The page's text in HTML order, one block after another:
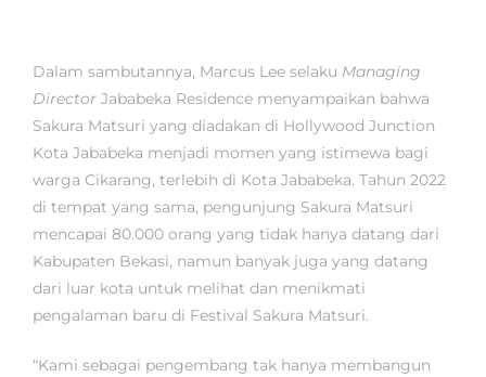
Dalam sambutannya, Marcus Lee selaku Managing
Director Jababeka Residence menyampaikan bahwa
Sakura Matsuri yang diadakan di Hollywood Junction
Kota Jababeka menjadi momen yang istimewa bagi
warga Cikarang, terlebih di Kota Jababeka. Tahun 2022
di tempat yang sama, pengunjung Sakura Matsuri
mencapai 80.000 orang yang tidak hanya datang dari
Kabupaten Bekasi, namun banyak juga yang datang
dari luar kota untuk melihat dan menikmati
pengalaman baru di Festival Sakura Matsuri.
“Kami sebagai pengembang tak hanya membangun